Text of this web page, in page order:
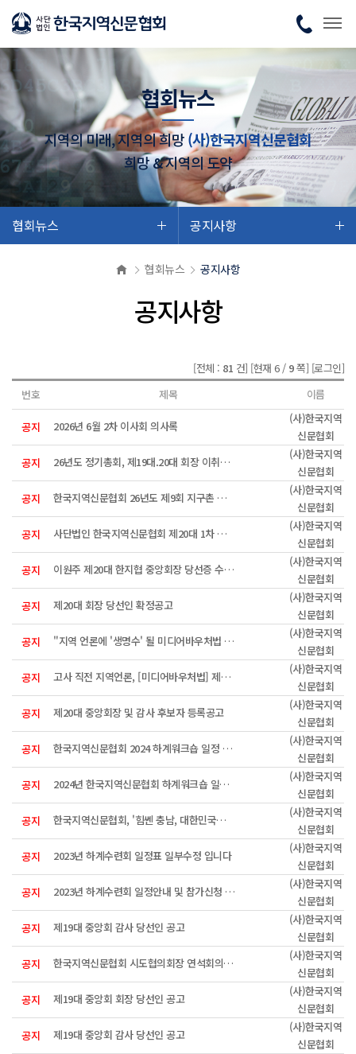
협회뉴스
지역의 미래, 지역의 희망(사)한국지역신문협회
희망 & 지역의 도약
협회뉴스 공지사항
협회뉴스 공지사항
공지사항
[전체 : 81 건] [현재 6 / 9쪽] [로그인]
번호
제목 이름
공지 2026년 6월 2차 이사회 의사록
(사)한국지역
신문협회
공지
26년도 정기총회, 제19대.20대 회장 이취임식 안내
(사)한국지역
신문협회
공지
한국지역신문협회 26년도 제9회 지구촌 희망펜상 수상자
(사)한국지역
신문협회
공지
사단법인 한국지역신문협회 제20대 1차 이사회 회의록
(사)한국지역
신문협회
공지
이원주 제20대 한지협 중앙회장 당선증 수여식
(사)한국지역
신문협회
공지
제20대 회장 당선인 확정공고
(사)한국지역
신문협회
공지
"지역 언론에 '생명수' 될 미디어바우처법 제정 시급"
(사)한국지역
신문협회
공지
고사 직전 지역언론, [미디어바우처법] 제정으로 활성화 모색한다
(사)한국지역
신문협회
공지
제20대 중앙회장 및 감사 후보자 등록공고
(사)한국지역
신문협회
공지
한국지역신문협회 2024 하계워크숍 일정 안내입니다(최종)
(사)한국지역
신문협회
공지
2024년 한국지역신문협회 하계워크숍 일정 및 참가신청 접수안내
(사)한국지역
신문협회
공지
한국지역신문협회, '힘쎈 충남, 대한민국의 힘' 공유
(사)한국지역
신문협회
공지
2023년 하계수련회 일정표 일부수정 입니다
(사)한국지역
신문협회
공지
2023년 하계수련회 일정안내 및 참가신청 접수
(사)한국지역
신문협회
공지
제19대 중앙회 감사 당선인 공고
(사)한국지역
신문협회
공지
한국지역신문협회 시도협의회장 연석회의 개최
(사)한국지역
신문협회
공지
제19대 중앙회 회장 당선인 공고
(사)한국지역
신문협회
공지
제19대 중앙회 감사 당선인 공고
(사)한국지역
신문협회